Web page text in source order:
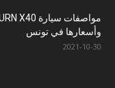
وأسعارها في تونس
2021-10-30